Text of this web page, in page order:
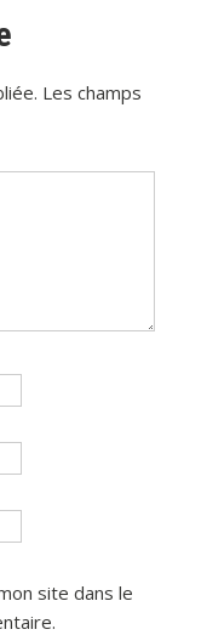
Les champs
site dans le